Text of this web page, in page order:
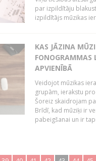
par izpildītāju
izpildītājs mūzikas
KAS JĀZINA
FONOGRAMMAS
APVIENĪBĀ
Veidojot mūzikas
grupām, ierakstu
Šoreiz skaidrojam
Brīdī, kad mūziķi ir
pabeigšanai un ir